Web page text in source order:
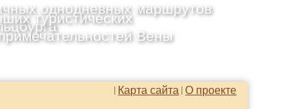
однодневных маршрутов
туристических
Вены
О проекте
Карта сайта